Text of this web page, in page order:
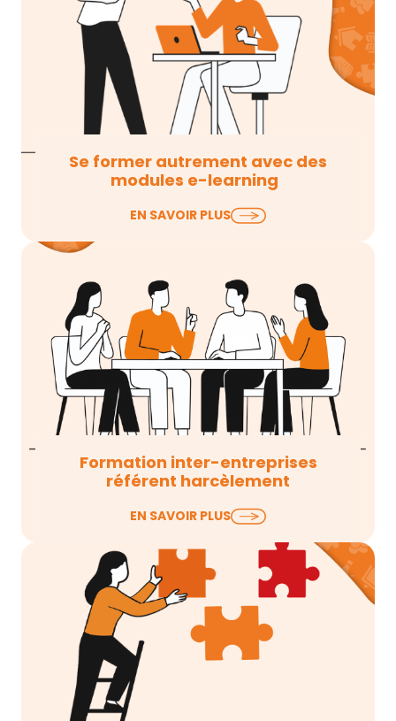
Se former autrement avec des
modules e-learning
Il y a une idée reçue tenace sur le
digital learning : que se former en ligne,…
EN SAVOIR PLUS
Formation inter-entreprises
référent harcèlement
Chez TOIT de SOI, nous en sommes convaincus :
la qualité d’une formation référent
EN SAVOIR PLUS